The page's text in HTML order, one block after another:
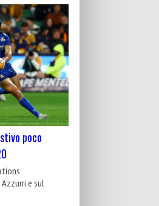
poco
e sul